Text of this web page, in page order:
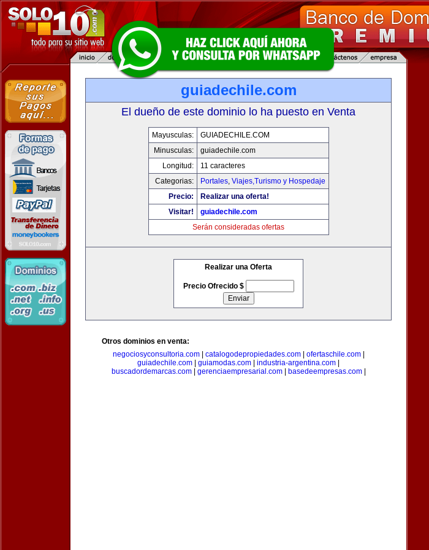
guiadechile.com
El dueño de este dominio lo ha puesto en Venta
Mayusculas:
GUIADECHILE.COM
Minusculas:
guiadechile.com
Longitud:
11 caracteres
Categorias:
Portales, Viajes,Turismo y Hospedaje
Precio:
Realizar una oferta!
Visitar!
guiadechile.com
Serán consideradas ofertas
Realizar una Oferta
Precio Ofrecido $
Otros dominios en venta:
negociosyconsultoria.com| catalogodepropiedades.com| ofertaschile.com|
guiadechile.com
guiamodas.com industria-argentina.com
buscadordemarcas.com| gerenciaempresarial.com| basedeempresas.com|